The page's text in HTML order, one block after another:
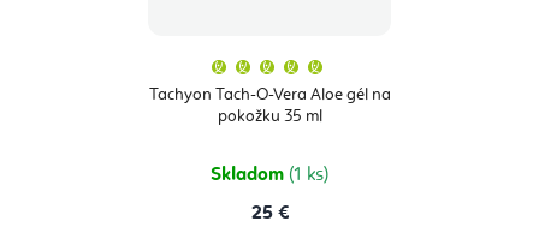
Tachyon Tach-O-Vera Aloe gél na
pokožku 35 ml
produktu
je
Skladom (1 ks)
25 €